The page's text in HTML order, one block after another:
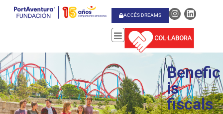
ACCÉS DREAMS
Benefic
is
fiscals